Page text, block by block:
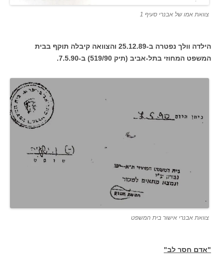
צוואת אמו של אבנרי סעיף 1
הילדה וולך נפטרה ב-25.12.89 והצוואה קיבלה תוקף בבית
המשפט המחוזי בתל-אביב (תיק 519/90) ב-7.5.90.
צוואת אבנרי אישור בית המשפט
"אדם חסר לב"